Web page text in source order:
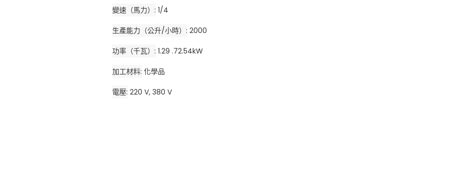
變速（馬力） 1/4
生產能力（公升/小時） 2000
功率（千瓦） 1.29 .72.54kW
加工材料 化學品
電壓 220 V, 380 V